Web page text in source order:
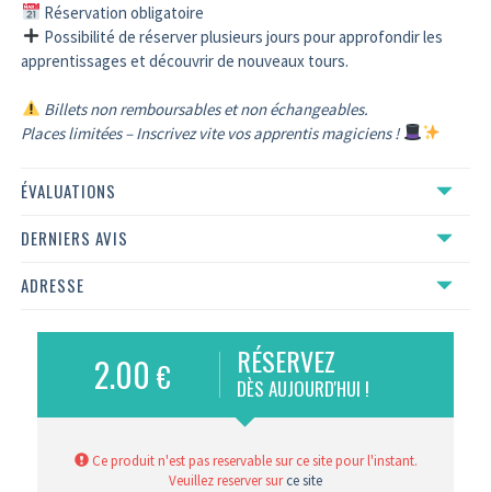
Réservation obligatoire
Possibilité de réserver plusieurs jours pour approfondir les
apprentissages et découvrir de nouveaux tours.
Billets non remboursables et non échangeables.
Places limitées – Inscrivez vite vos apprentis magiciens !
ÉVALUATIONS
DERNIERS AVIS
ADRESSE
2.00 € RÉSERVEZ
DÈS AUJOURD'HUI !
Ce produit n'est pas reservable sur ce site pour l'instant.
Veuillez reserver surce site